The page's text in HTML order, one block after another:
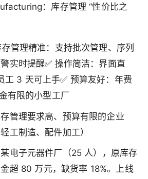
：库存管理 “性价比之
管理精准：支持批次管理、序列
实时提醒✅ 操作简洁：界面直
工 3 天可上手✅ 预算友好：年费
有限的小型工厂
管理要求高、预算有限的企业
工制造、配件加工）
电子元器件厂（25 人），原库存
超 80 万元，缺货率 18%。上线